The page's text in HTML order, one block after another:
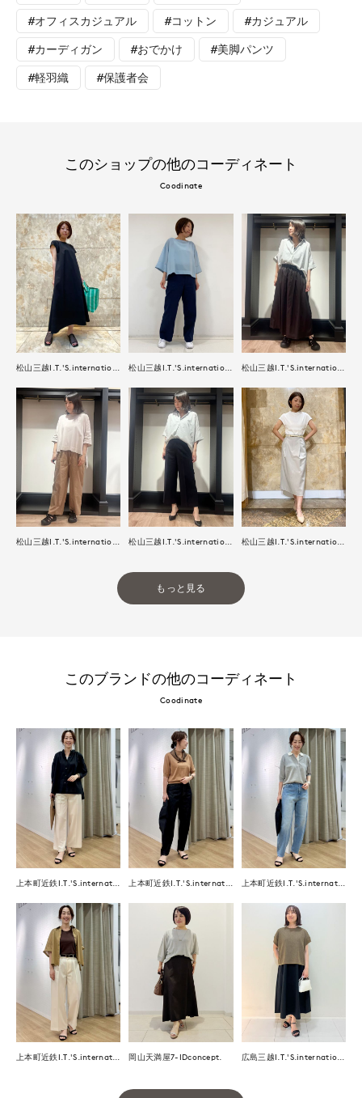
#オフィスカジュアル #コットン #カジュアル
#カーディガン #おでかけ #美脚パンツ
#軽羽織 #保護者会
このショップの他のコーディネート
Coodinate
もっと見る
このブランドの他のコーディネート
Coodinate
岡山天満屋7-IDconcept.